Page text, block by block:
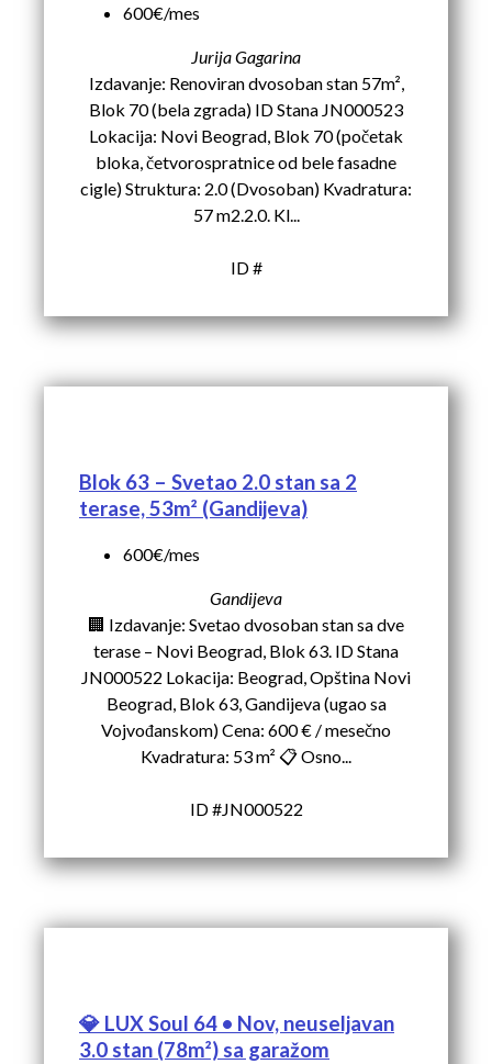
600€/mes
Jurija Gagarina
Izdavanje: Renoviran dvosoban stan 57m²,
Blok 70 (bela zgrada) ID Stana JN000523
Lokacija: Novi Beograd, Blok 70 (početak
bloka, četvorospratnice od bele fasadne
cigle) Struktura: 2.0 (Dvosoban) Kvadratura:
57 m2.2.0. Kl...
ID #
Blok 63 – Svetao 2.0 stan sa 2
terase, 53m² (Gandijeva)
600€/mes
Gandijeva
🏢 Izdavanje: Svetao dvosoban stan sa dve
terase – Novi Beograd, Blok 63. ID Stana
JN000522 Lokacija: Beograd, Opština Novi
Beograd, Blok 63, Gandijeva (ugao sa
Vojvođanskom) Cena: 600 € / mesečno
Kvadratura: 53 m² 📋 Osno...
ID #JN000522
💎 LUX Soul 64 • Nov, neuseljavan
3.0 stan (78m²) sa garažom